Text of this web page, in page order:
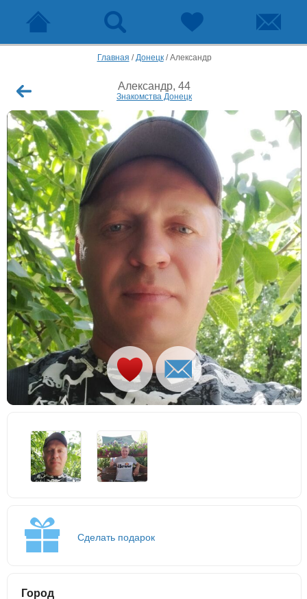
Главная /Донецк/Александр
Александр, 44
Знакомства Донецк
Сделать подарок
Город